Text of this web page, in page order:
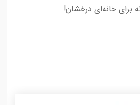
برای خانه‌ای درخشان!